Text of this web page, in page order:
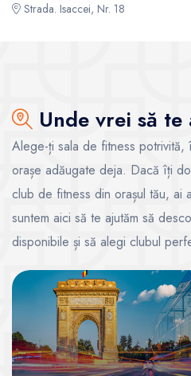
Strada. Isaccei, Nr. 18
Unde vrei să
Alege-ți sala de fitness
orașe adăugate deja. Dacă îți
club de fitness din orașul tău, ai
suntem aici să te ajutăm să
disponibile și să alegi clubul